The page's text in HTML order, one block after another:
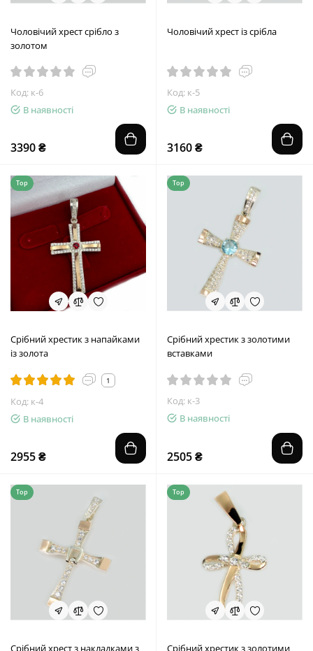
Чоловічий хрест срібло з
золотом
Код: к-6
В наявності
3390 ₴
Чоловічий хрест із срібла
Код: к-5
В наявності
3160 ₴
Top
Срібний хрестик з напайками
із золота
1
Код: к-4
В наявності
2955 ₴
Top
Срібний хрестик з золотими
вставками
Код: к-3
В наявності
2505 ₴
Top
Срібний хрест з накладками з
Top
Срібний хрестик з золотими